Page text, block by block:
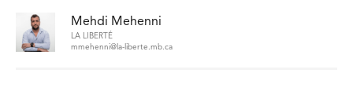
Mehdi Mehenni
LA LIBERTÉ
mmehenni@la-liberte.mb.ca